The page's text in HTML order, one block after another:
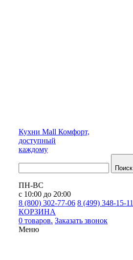
Кухни Mall Комфорт,
доступный
каждому
Поиск
ПН-ВС
с 10:00 до 20:00
8 (800) 302-77-06 8 (499) 348-15-11
КОРЗИНА
0 товаров. Заказать звонок
Меню